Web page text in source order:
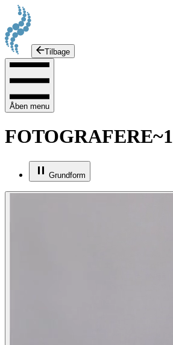
Tilbage
Åben menu
FOTOGRAFERE~1
Grundform